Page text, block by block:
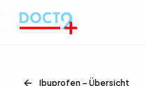
Ibuprofen – Übersicht